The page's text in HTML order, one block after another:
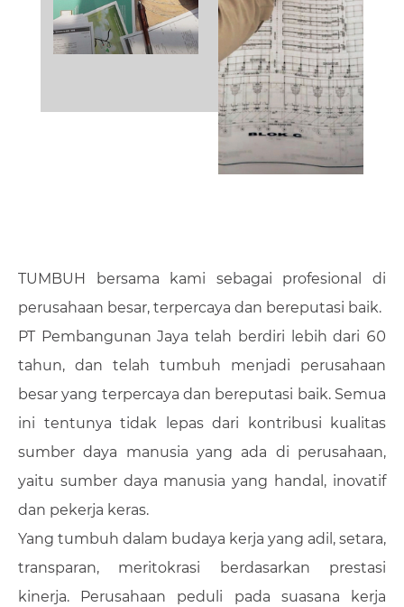
TUMBUH bersama kami sebagai profesional di
perusahaan besar, terpercaya dan bereputasi baik.
PT Pembangunan Jaya telah berdiri lebih dari 60
tahun, dan telah tumbuh menjadi perusahaan
besar yang terpercaya dan bereputasi baik. Semua
ini tentunya tidak lepas dari kontribusi kualitas
sumber daya manusia yang ada di perusahaan,
yaitu sumber daya manusia yang handal, inovatif
dan pekerja keras.
Yang tumbuh dalam budaya kerja yang adil, setara,
transparan, meritokrasi berdasarkan prestasi
kinerja. Perusahaan peduli pada suasana kerja